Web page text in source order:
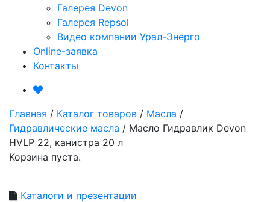
Галерея Devon
Галерея Repsol
Видео компании Урал-Энерго
Online-заявка
Контакты
Главная / Каталог товаров / Масла /
Гидравлические масла / Масло Гидравлик Devon
HVLP 22, канистра 20 л
Корзина пуста.
Каталоги и презентации